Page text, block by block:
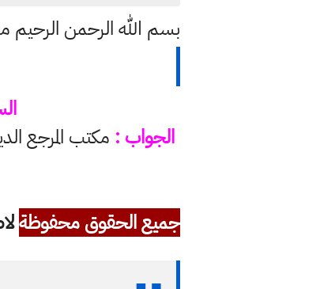
بسم الله الرحمن الرحيم موعد اول ايام عيد
الجواب :
جميع الحقوق محفوظة